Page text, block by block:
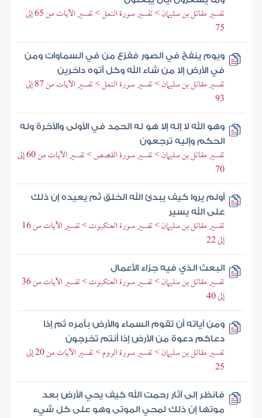
تفسير مقاتل بن سليمان > تفسير سورة النمل > تفسير الآيات من 65 إلى
75
ويوم ينفخ في الصور ففزع من في السماوات ومن
في الأرض إلا من شاء الله وكل أتوه داخرين
تفسير مقاتل بن سليمان > تفسير سورة النمل > تفسير الآيات من 87 إلى
93
وهو الله لا إله إلا هو له الحمد في الأولى والآخرة وله
الحكم وإليه ترجعون
تفسير مقاتل بن سليمان > تفسير سورة القصص > تفسير الآيات من 60 إلى
70
أولم يروا كيف يبدئ الله الخلق ثم يعيده إن ذلك
على الله يسير
تفسير مقاتل بن سليمان > تفسير سورة العنكبوت > تفسير الآيات من 16
إلى 22
البعث الذي فيه جزاء الأعمال
تفسير مقاتل بن سليمان > تفسير سورة العنكبوت > تفسير الآيات من 36
إلى 40
ومن آياته أن تقوم السماء والأرض بأمره ثم إذا
دعاكم دعوة من الأرض إذا أنتم تخرجون
تفسير مقاتل بن سليمان > تفسير سورة الروم > تفسير الآيات من 20 إلى
25
فانظر إلى آثار رحمت الله كيف يحي الأرض بعد
موتها إن ذلك لمحي الموتى وهو على كل شيء